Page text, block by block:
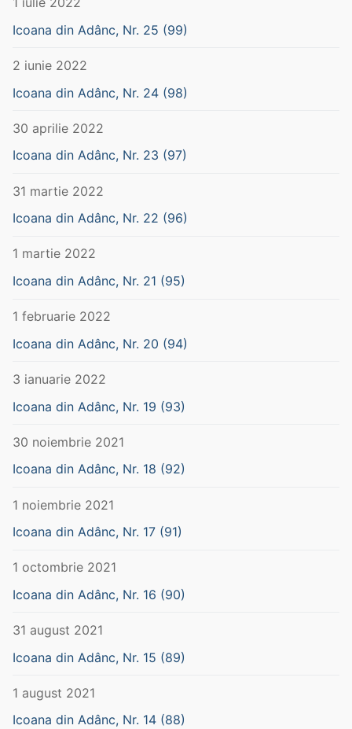
Icoana din Adânc, Nr. 25 (99)
2 iunie 2022
Icoana din Adânc, Nr. 24 (98)
30 aprilie 2022
Icoana din Adânc, Nr. 23 (97)
31 martie 2022
Icoana din Adânc, Nr. 22 (96)
1 martie 2022
Icoana din Adânc, Nr. 21 (95)
1 februarie 2022
Icoana din Adânc, Nr. 20 (94)
3 ianuarie 2022
Icoana din Adânc, Nr. 19 (93)
30 noiembrie 2021
Icoana din Adânc, Nr. 18 (92)
1 noiembrie 2021
Icoana din Adânc, Nr. 17 (91)
1 octombrie 2021
Icoana din Adânc, Nr. 16 (90)
31 august 2021
Icoana din Adânc, Nr. 15 (89)
1 august 2021
Icoana din Adânc, Nr. 14 (88)